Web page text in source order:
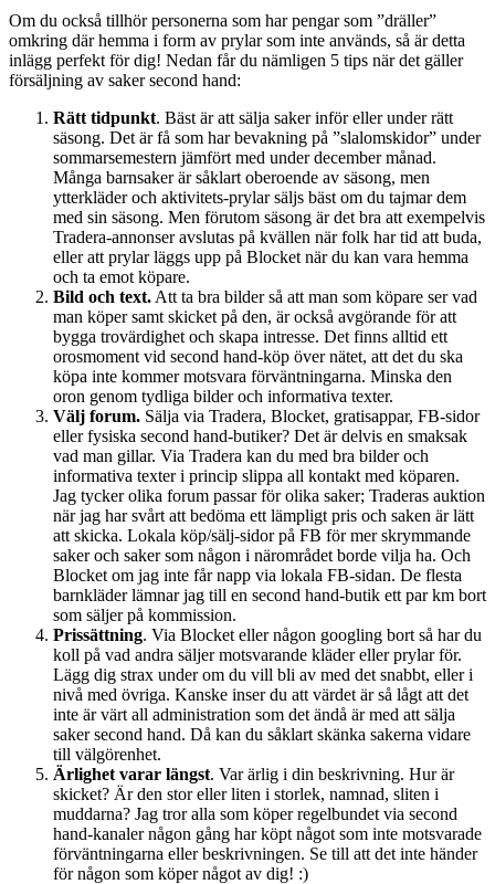
Om du också tillhör personerna som har pengar som ”dräller”
omkring där hemma i form av prylar som inte används, så är detta
inlägg perfekt för dig! Nedan får du nämligen 5 tips när det gäller
försäljning av saker second hand:
Rätt tidpunkt. Bäst är att sälja saker inför eller under rätt
säsong. Det är få som har bevakning på ”slalomskidor” under
sommarsemestern jämfört med under december månad.
Många barnsaker är såklart oberoende av säsong, men
ytterkläder och aktivitets-prylar säljs bäst om du tajmar dem
med sin säsong. Men förutom säsong är det bra att exempelvis
Tradera-annonser avslutas på kvällen när folk har tid att buda,
eller att prylar läggs upp på Blocket när du kan vara hemma
och ta emot köpare.
Bild och text. Att ta bra bilder så att man som köpare ser vad
man köper samt skicket på den, är också avgörande för att
bygga trovärdighet och skapa intresse. Det finns alltid ett
orosmoment vid second hand-köp över nätet, att det du ska
köpa inte kommer motsvara förväntningarna. Minska den
oron genom tydliga bilder och informativa texter.
Välj forum. Sälja via Tradera, Blocket, gratisappar, FB-sidor
eller fysiska second hand-butiker? Det är delvis en smaksak
vad man gillar. Via Tradera kan du med bra bilder och
informativa texter i princip slippa all kontakt med köparen.
Jag tycker olika forum passar för olika saker; Traderas auktion
när jag har svårt att bedöma ett lämpligt pris och saken är lätt
att skicka. Lokala köp/sälj-sidor på FB för mer skrymmande
saker och saker som någon i närområdet borde vilja ha. Och
Blocket om jag inte får napp via lokala FB-sidan. De flesta
barnkläder lämnar jag till en second hand-butik ett par km bort
som säljer på kommission.
Prissättning. Via Blocket eller någon googling bort så har du
koll på vad andra säljer motsvarande kläder eller prylar för.
Lägg dig strax under om du vill bli av med det snabbt, eller i
nivå med övriga. Kanske inser du att värdet är så lågt att det
inte är värt all administration som det ändå är med att sälja
saker second hand. Då kan du såklart skänka sakerna vidare
till välgörenhet.
Ärlighet varar längst. Var ärlig i din beskrivning. Hur är
skicket? Är den stor eller liten i storlek, namnad, sliten i
muddarna? Jag tror alla som köper regelbundet via second
hand-kanaler någon gång har köpt något som inte motsvarade
förväntningarna eller beskrivningen. Se till att det inte händer
för någon som köper något av dig! :)